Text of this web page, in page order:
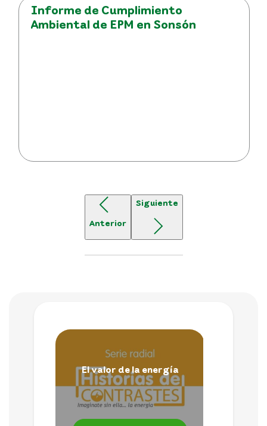
Informe de Cumplimiento
Ambiental de EPM en Sonsón
Anterior
Siguiente
El valor de la energía